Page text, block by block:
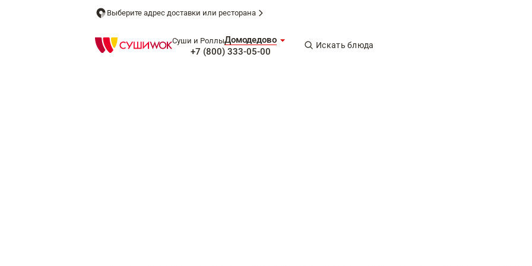
Выберите адрес доставки или ресторана
Суши и РоллыДомодедово
+7 (800) 333-05-00
Искать блюда